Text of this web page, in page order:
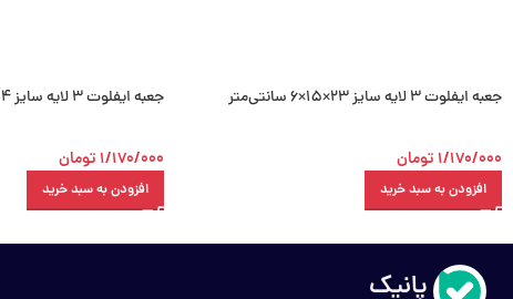
جعبه ایفلوت 3 لایه سایز 23×15×6 سانتی‌متر
1/170/000 تومان
افزودن به سبد خرید
جعبه ایفلوت 3 لایه سایز 14×9×4 سانتی‌متر
1/170/000 تومان
افزودن به سبد خرید
درباره پانیک